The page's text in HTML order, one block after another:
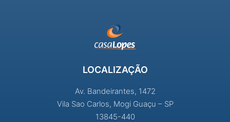
LOCALIZAÇÃO
Av. Bandeirantes, 1472
Vila Sao Carlos, Mogi Guaçu – SP
13845-440